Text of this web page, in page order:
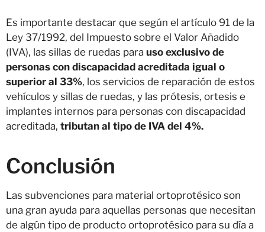
Es importante destacar que según el artículo 91 de la
Ley 37/1992, del Impuesto sobre el Valor Añadido
(IVA), las sillas de ruedas para uso exclusivo de
personas con discapacidad acreditada igual o
superior al 33%, los servicios de reparación de estos
vehículos y sillas de ruedas, y las prótesis, ortesis e
implantes internos para personas con discapacidad
acreditada, tributan al tipo de IVA del 4%.
Conclusión
Las subvenciones para material ortoprotésico son
una gran ayuda para aquellas personas que necesitan
de algún tipo de producto ortoprotésico para su día a